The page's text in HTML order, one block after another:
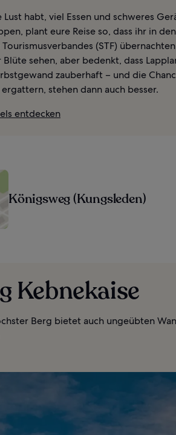
Lust habt, viel Essen und schweres
plant eure Reise so, dass ihr in
(STF)
sehen, aber bedenkt, dass
zauberhaft – und die
stehen dann auch besser.
entdecken
Königsweg (Kungsleden)
Kebnekaise
Berg bietet auch ungeübten